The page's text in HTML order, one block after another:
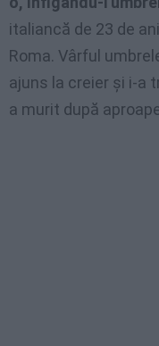
italiancă de 23 de
Roma. Vârful
ajuns la creier şi i-a
a murit după